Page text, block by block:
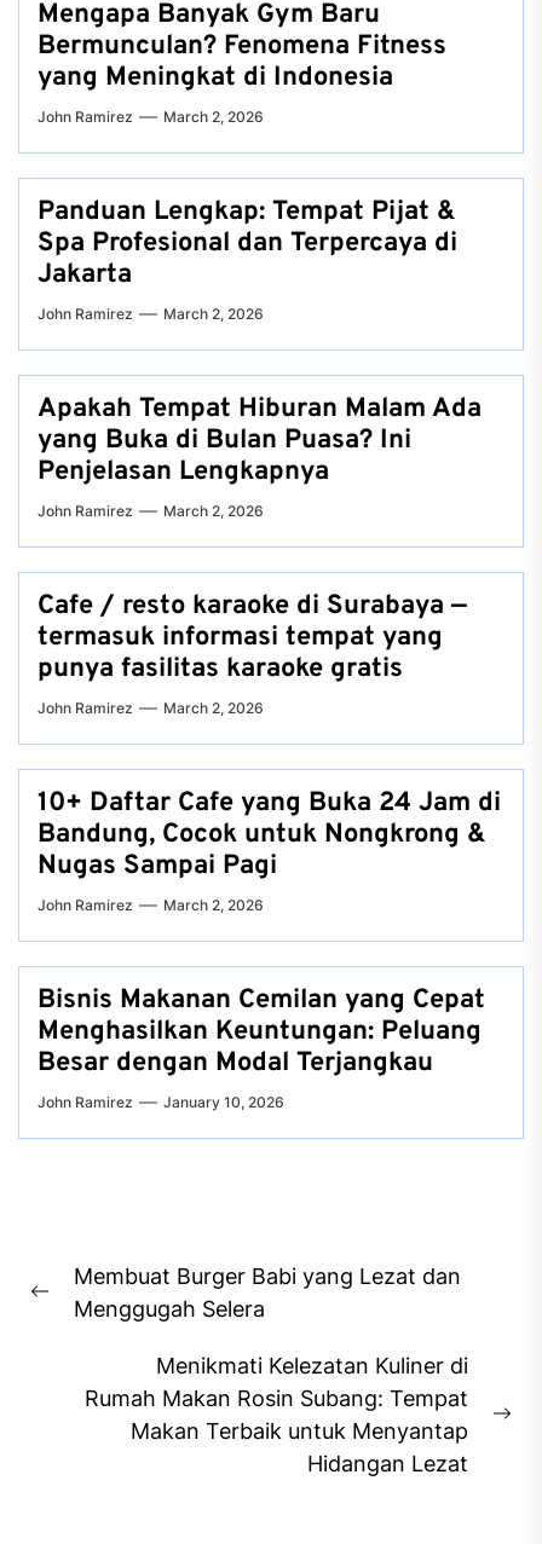
Mengapa Banyak Gym Baru
Bermunculan? Fenomena Fitness
yang Meningkat di Indonesia
John Ramirez March 2, 2026
Panduan Lengkap: Tempat Pijat &
Spa Profesional dan Terpercaya di
Jakarta
John Ramirez March 2, 2026
Apakah Tempat Hiburan Malam Ada
yang Buka di Bulan Puasa? Ini
Penjelasan Lengkapnya
John Ramirez March 2, 2026
Cafe / resto karaoke di Surabaya —
termasuk informasi tempat yang
punya fasilitas karaoke gratis
John Ramirez March 2, 2026
10+ Daftar Cafe yang Buka 24 Jam di
Bandung, Cocok untuk Nongkrong &
Nugas Sampai Pagi
John Ramirez March 2, 2026
Bisnis Makanan Cemilan yang Cepat
Menghasilkan Keuntungan: Peluang
Besar dengan Modal Terjangkau
John Ramirez January 10, 2026
navigation
Previous
Membuat Burger Babi yang Lezat dan
Menggugah Selera
Menikmati Kelezatan Kuliner di
Rumah Makan Rosin Subang: Tempat
Makan Terbaik untuk Menyantap
Hidangan Lezat